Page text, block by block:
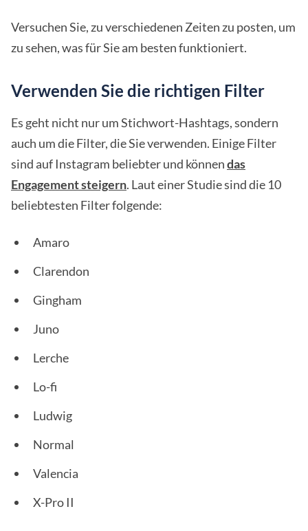
Versuchen Sie, zu verschiedenen Zeiten zu posten, um
zu sehen, was für Sie am besten funktioniert.
Verwenden Sie die richtigen Filter
Es geht nicht nur um Stichwort-Hashtags, sondern
auch um die Filter, die Sie verwenden. Einige Filter
sind auf Instagram beliebter und könnendas
Engagement steigern. Laut einer Studie sind die 10
beliebtesten Filter folgende:
Amaro
Clarendon
Gingham
Juno
Lerche
Lo-fi
Ludwig
Normal
Valencia
X-Pro II